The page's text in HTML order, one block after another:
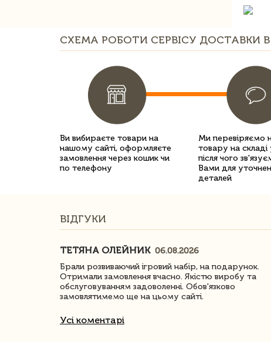
СХЕМА РОБОТИ СЕРВІСУ ДОСТАВКИ
Ви вибираєте товари на
нашому сайті, оформляєте
замовлення через кошик чи
по телефону
Ми перевіряємо
товару на складі
після чого
Вами для
деталей
ВІДГУКИ
ТЕТЯНА ОЛЕЙНИК 06.08.2026
Брали розвиваючий ігровий набір, на подарунок.
Отримали замовлення вчасно. Якістю виробу та
обслуговуванням задоволенні. Обов'язково
замовлятимемо ще на цьому сайті.
Усі коментарі